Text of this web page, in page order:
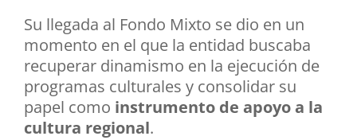
Su llegada al Fondo Mixto se dio en un
momento en el que la entidad buscaba
recuperar dinamismo en la ejecución de
programas culturales y consolidar su
papel como instrumento de apoyo a la
cultura regional.